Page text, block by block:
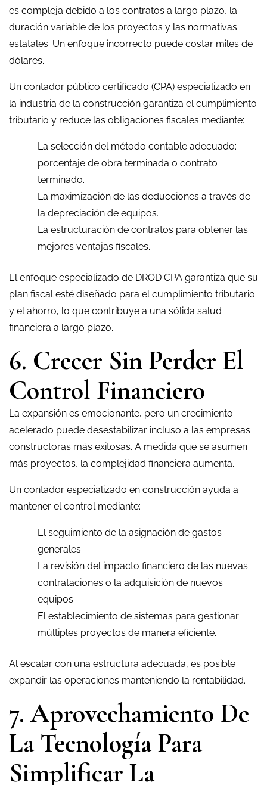
es compleja debido a los contratos a largo plazo, la
duración variable de los proyectos y las normativas
estatales. Un enfoque incorrecto puede costar miles de
dólares.
Un contador público certificado (CPA) especializado en
la industria de la construcción garantiza el cumplimiento
tributario y reduce las obligaciones fiscales mediante:
La selección del método contable adecuado:
porcentaje de obra terminada o contrato
terminado.
La maximización de las deducciones a través de
la depreciación de equipos.
La estructuración de contratos para obtener las
mejores ventajas fiscales.
El enfoque especializado de DROD CPA garantiza que su
plan fiscal esté diseñado para el cumplimiento tributario
y el ahorro, lo que contribuye a una sólida salud
financiera a largo plazo.
6. Crecer Sin Perder El
Control Financiero
La expansión es emocionante, pero un crecimiento
acelerado puede desestabilizar incluso a las empresas
constructoras más exitosas. A medida que se asumen
más proyectos, la complejidad financiera aumenta.
Un contador especializado en construcción ayuda a
mantener el control mediante:
El seguimiento de la asignación de gastos
generales.
La revisión del impacto financiero de las nuevas
contrataciones o la adquisición de nuevos
equipos.
El establecimiento de sistemas para gestionar
múltiples proyectos de manera eficiente.
Al escalar con una estructura adecuada, es posible
expandir las operaciones manteniendo la rentabilidad.
7. Aprovechamiento De
La Tecnología Para
Simplificar La